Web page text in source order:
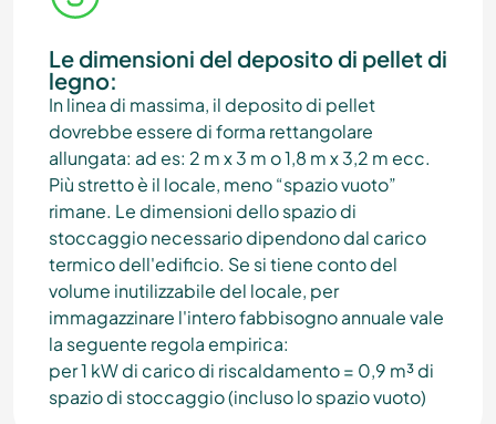
Le dimensioni del deposito di pellet di
legno:
In linea di massima, il deposito di pellet
dovrebbe essere di forma rettangolare
allungata: ad es: 2 m x 3 m o 1,8 m x 3,2 m ecc.
Più stretto è il locale, meno “spazio vuoto”
rimane. Le dimensioni dello spazio di
stoccaggio necessario dipendono dal carico
termico dell'edificio. Se si tiene conto del
volume inutilizzabile del locale, per
immagazzinare l'intero fabbisogno annuale vale
la seguente regola empirica:
per 1 kW di carico di riscaldamento = 0,9 m³ di
spazio di stoccaggio (incluso lo spazio vuoto)